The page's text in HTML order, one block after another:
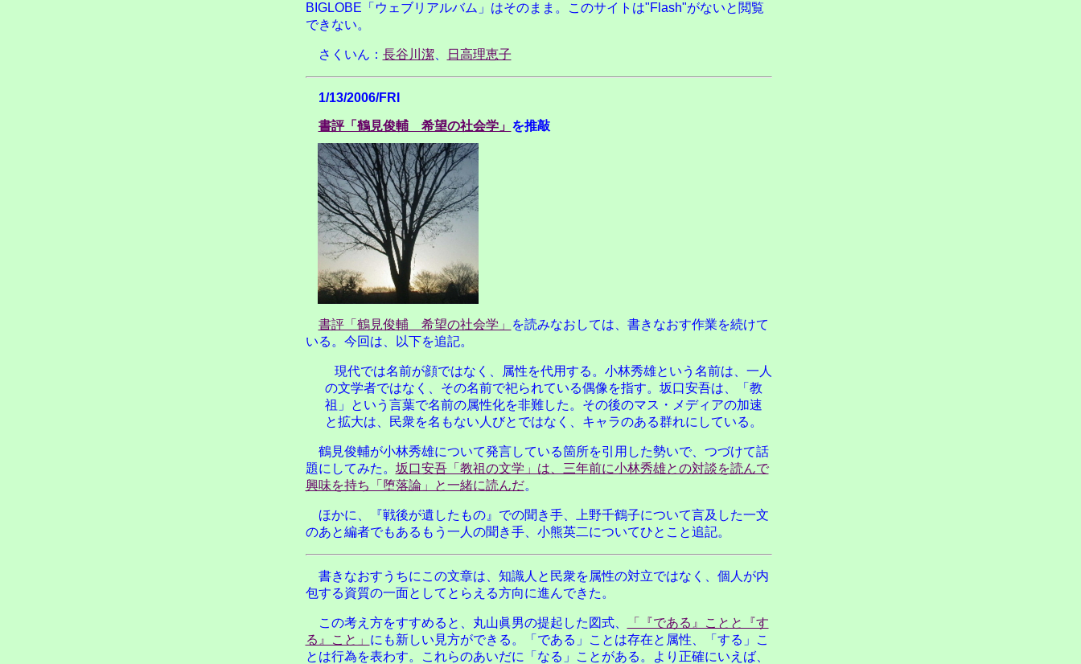
BIGLOBE「ウェブリアルバム」 はそのまま。このサイトは"Flash"がないと閲覧
できない。
さくいん： 長谷川潔、 日高理恵子
1/13/2006/FRI
書評「鶴見俊輔 希望の社会学」 を推敲
書評「鶴見俊輔 希望の社会学」
を読みなおしては、書きなおす作業を続けて
いる。今回は、以下を追記。
現代では名前が顔ではなく、属性を代用する。小林秀雄という名前は、一人
の文学者ではなく、その名前で祀られている偶像を指す。坂口安吾は、「教
祖」という言葉で名前の属性化を非難した。その後のマス・メディアの加速
と拡大は、民衆を名もない人びとではなく、キャラのある群れにしている。
鶴見俊輔が小林秀雄について発言している箇所を引用した勢いで、つづけて話
題にしてみた。 坂口安吾「教祖の文学」は、三年前に小林秀雄との対談を読んで
興味を持ち「堕落論」と一緒に読んだ。
ほかに、『戦後が遺したもの』での聞き手、上野千鶴子について言及した一文
のあと編者でもあるもう一人の聞き手、小熊英二についてひとこと追記。
書きなおすうちにこの文章は、知識人と民衆を属性の対立ではなく、個人が内
包する資質の一面としてとらえる方向に進んできた。
この考え方をすすめると、丸山眞男の提起した図式、
「『である』ことと『す
る』こと」 にも新しい見方ができる。「である」ことは存在と属性、「する」こ
とは行為を表わす。これらのあいだに「なる」ことがある。より正確にいえば、